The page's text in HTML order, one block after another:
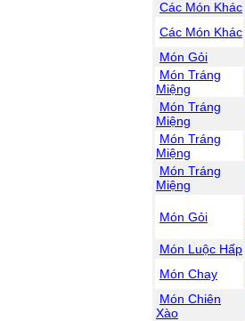
Các Món Khác
Các Món Khác
Món Gỏi
Món Tráng
Miệng
Món Tráng
Miệng
Món Tráng
Miệng
Món Tráng
Miệng
Món Gỏi
Món Luộc Hấp
Món Chay
Món Chiên
Xào